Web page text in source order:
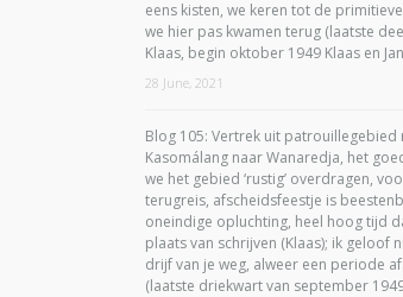
eens kisten, we keren tot de
we hier pas kwamen terug (laatste
Klaas, begin oktober 1949 Klaas en
28 June, 2021
Blog 105: Vertrek uit patrouillegebied
Kasomálang naar Wanaredja, het
we het gebied ‘rustig’ overdragen,
terugreis, afscheidsfeestje is
oneindige opluchting, heel hoog tijd
plaats van schrijven (Klaas); ik geloof
drijf van je weg, alweer een periode
(laatste driekwart van september